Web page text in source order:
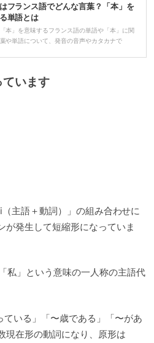
はフランス語でどんな言葉？「本」を
単語とは
「本」を意味するフランス語の単語や「本」に関
や単語について、発音の音声やカタカナで
います
（主語＋動詞）」の組み合わせに
が発生して短縮形になっていま
私」という意味の一人称の主語代
ている」「〜歳である」「〜があ
現在形の動詞になり、原形は